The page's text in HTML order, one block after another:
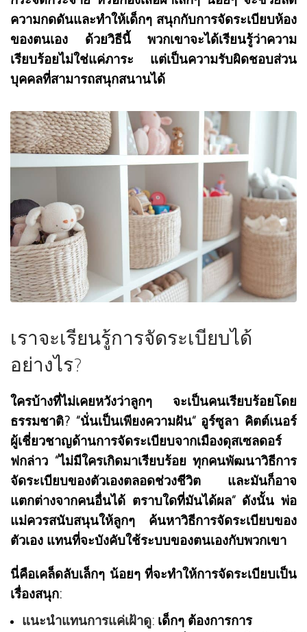
ความกดดันและทำให้เด็กๆ สนุกกับการจัดระเบียบห้อง
ของตนเอง ด้วยวิธีนี้ พวกเขาจะได้เรียนรู้ว่าความ
เรียบร้อยไม่ใช่แค่ภาระ แต่เป็นความรับผิดชอบส่วน
บุคคลที่สามารถสนุกสนานได้
เราจะเรียนรู้การจัดระเบียบได้
อย่างไร?
ใครบ้างที่ไม่เคยหวังว่าลูกๆ จะเป็นคนเรียบร้อยโดย
ธรรมชาติ? “นั่นเป็นเพียงความฝัน” อูร์ซูลา คิตต์เนอร์
ผู้เชี่ยวชาญด้านการจัดระเบียบจากเมืองดุสเซลดอร์
ฟกล่าว “ไม่มีใครเกิดมาเรียบร้อย ทุกคนพัฒนาวิธีการ
จัดระเบียบของตัวเองตลอดช่วงชีวิต และมันก็อาจ
แตกต่างจากคนอื่นได้ ตราบใดที่มันได้ผล” ดังนั้น พ่อ
แม่ควรสนับสนุนให้ลูกๆ ค้นหาวิธีการจัดระเบียบของ
ตัวเอง แทนที่จะบังคับใช้ระบบของตนเองกับพวกเขา
นี่คือเคล็ดลับเล็กๆ น้อยๆ ที่จะทำให้การจัดระเบียบเป็น
เรื่องสนุก:
แนะนำแทนการแค่เฝ้าดู: เด็กๆ ต้องการการ